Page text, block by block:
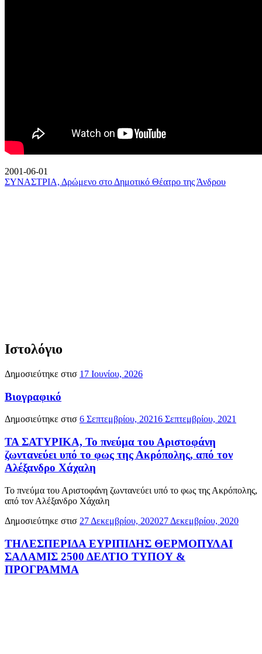
2001-06-01
ΣΥΝΑΣΤΡΙΑ, Δρώμενο στο Δημοτικό Θέατρο της Άνδρου
Ιστολόγιο
Δημοσιεύτηκε στισ 17 Ιουνίου, 2026
Βιογραφικό
Δημοσιεύτηκε στισ 6 Σεπτεμβρίου, 20216 Σεπτεμβρίου, 2021
ΤΑ ΣΑΤΥΡΙΚΑ, Το πνεύμα του Αριστοφάνη
ζωντανεύει υπό το φως της Ακρόπολης, από τον
Αλέξανδρο Χάχαλη
Το πνεύμα του Αριστοφάνη ζωντανεύει υπό το φως της Ακρόπολης,
από τον Αλέξανδρο Χάχαλη
Δημοσιεύτηκε στισ 27 Δεκεμβρίου, 202027 Δεκεμβρίου, 2020
ΤΗΛΕΣΠΕΡΙΔΑ ΕΥΡΙΠΙΔΗΣ ΘΕΡΜΟΠΥΛΑΙ
ΣΑΛΑΜΙΣ 2500 ΔΕΛΤΙΟ ΤΥΠΟΥ &
ΠΡΟΓΡΑΜΜΑ